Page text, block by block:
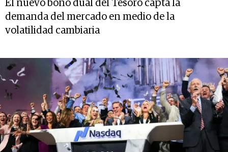
El nuevo bono dual del Tesoro capta la
demanda del mercado en medio de la
volatilidad cambiaria